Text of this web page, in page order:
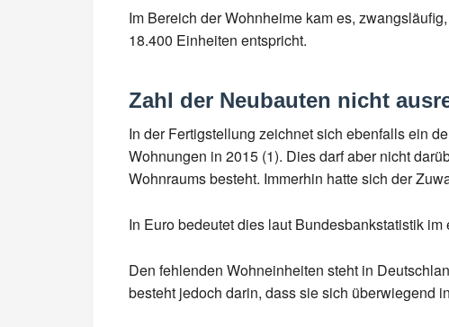
Im Bereich der Wohnheime kam es,
18.400 Einheiten entspricht.
Zahl der Neubauten nicht
In der Fertigstellung zeichnet sich ebenfalls ein
Wohnungen in 2015 (1). Dies darf aber nicht
Wohnraums besteht. Immerhin hatte sich der
In Euro bedeutet dies laut Bundesbankstatistik
Den fehlenden Wohneinheiten steht in
besteht jedoch darin, dass sie sich überwiegend